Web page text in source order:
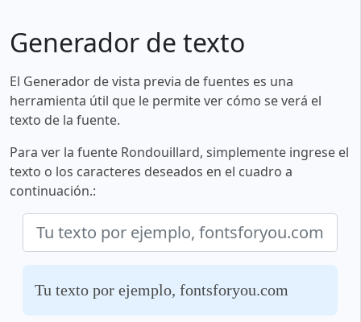
Generador de texto
El Generador de vista previa de fuentes es una
herramienta útil que le permite ver cómo se verá el
texto de la fuente.
Para ver la fuente Rondouillard, simplemente ingrese el
texto o los caracteres deseados en el cuadro a
continuación.:
Tu texto por ejemplo, fontsforyou.com